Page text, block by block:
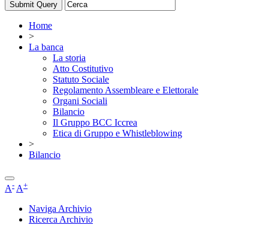
Home
>
La banca
La storia
Atto Costitutivo
Statuto Sociale
Regolamento Assembleare e Elettorale
Organi Sociali
Bilancio
Il Gruppo BCC Iccrea
Etica di Gruppo e Whistleblowing
>
Bilancio
A- A+
Naviga Archivio
Ricerca Archivio